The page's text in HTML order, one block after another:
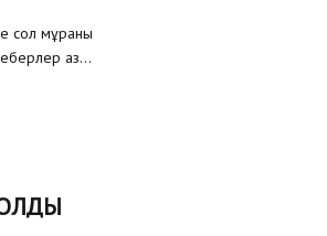
сол мұраны
аз...